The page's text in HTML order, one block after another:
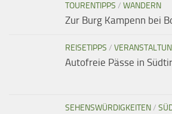
TOURENTIPPS / WANDERN
Zur Burg Kampenn bei
REISETIPPS /
Autofreie Pässe in
SEHENSWÜRDIGKEITEN/